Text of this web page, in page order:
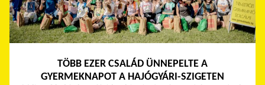
TÖBB EZER CSALÁD ÜNNEPELTE A
GYERMEKNAPOT A HAJÓGYÁRI-SZIGETEN